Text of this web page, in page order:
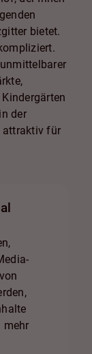
bietet.
der
attraktiv für
mehr